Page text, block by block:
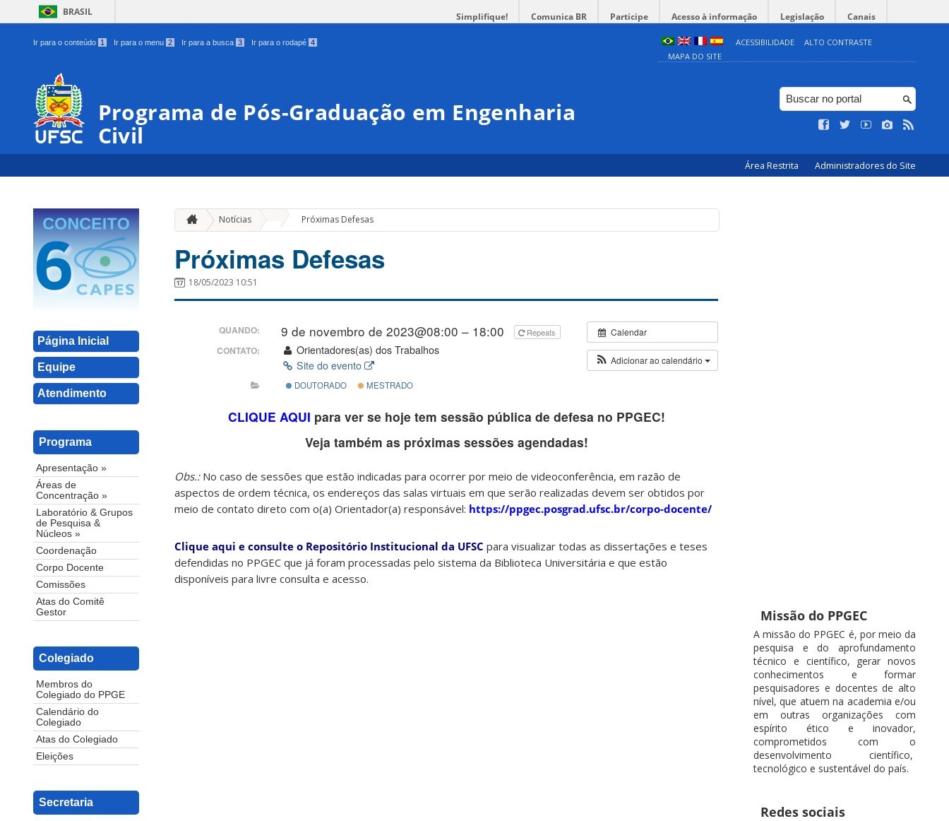
BRASIL Simplifique! Comunica BR Participe Acesso à informação Legislação Canais
Ir para o conteúdo 1 Ir para o menu 2 Ir para a busca 3 Ir para o rodapé 4 ACESSIBILIDADE
ALTO CONTRASTE
MAPA DO SITE
Programa de Pós-Graduação em Engenharia
Civil
Área Restrita Administradores do Site
Página Inicial
Equipe
Atendimento
Programa
Apresentação »
Áreas de
Concentração »
Laboratório & Grupos
de Pesquisa &
Núcleos »
Coordenação
Corpo Docente
Comissões
Atas do Comitê
Gestor
Colegiado
Membros do
Colegiado do PPGE
Calendário do
Colegiado
Atas do Colegiado
Eleições
Secretaria
Notícias Próximas Defesas
Próximas Defesas
18/05/2023 10:51
Calendar
Adicionar ao calendário
QUANDO: 9 de novembro de 2023@08:00 – 18:00 Repeats
CONTATO:
Orientadores(as) dos Trabalhos
Site do evento
DOUTORADO MESTRADO
CLIQUE AQUI para ver se hoje tem sessão pública de defesa no PPGEC!
Veja também as próximas sessões agendadas!
Obs.:No caso de sessões que estão indicadas para ocorrer por meio de videoconferência, em razão de
aspectos de ordem técnica, os endereços das salas virtuais em que serão realizadas devem ser obtidos por
meio de contato direto com o(a) Orientador(a) responsável: https://ppgec.posgrad.ufsc.br/corpo-docente/
Clique aqui e consulte o Repositório Institucional da UFSC para visualizar todas as dissertações e teses
defendidas no PPGEC que já foram processadas pelo sistema da Biblioteca Universitária e que estão
disponíveis para livre consulta e acesso.
Missão do PPGEC
A missão do PPGEC é, por meio da
pesquisa e do aprofundamento
técnico e científico, gerar novos
conhecimentos e formar
pesquisadores e docentes de alto
nível, que atuem na academia e/ou
em outras organizações com
espírito ético e inovador,
comprometidos com o
desenvolvimento científico,
tecnológico e sustentável do país.
Redes sociais